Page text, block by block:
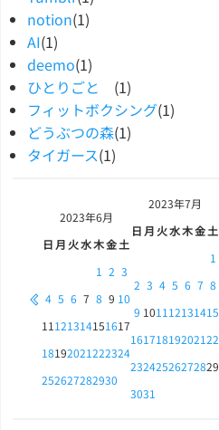
notion(1)
AI(1)
deemo(1)
ひとりごと (1)
フィットボクシング(1)
どうぶつの森(1)
タイガース(1)
2023年6月
日 月 火水木金土
1 2 3
4 5 6 7 8 9 10
11 121314151617
18192021222324
252627282930
2023年7月
日 月 火水木金土
1
2 3 4 5 6 7 8
9 101112131415
16171819202122
23242526272829
3031